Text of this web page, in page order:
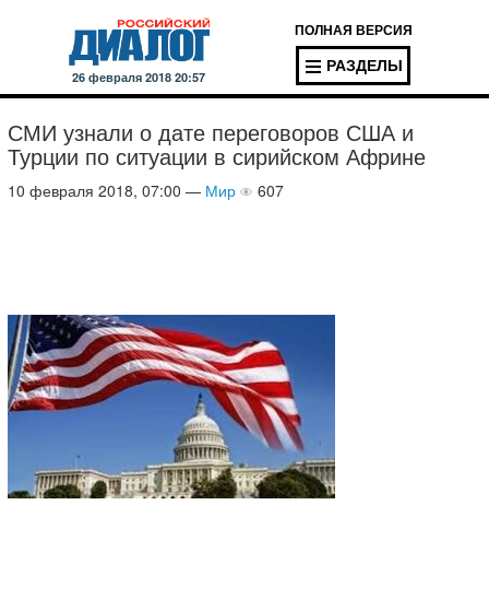
26 февраля 2018 20:57
ПОЛНАЯ ВЕРСИЯ
РАЗДЕЛЫ
СМИ узнали о дате переговоров США и
Турции по ситуации в сирийском Африне
10 февраля 2018, 07:00 — Мир 607